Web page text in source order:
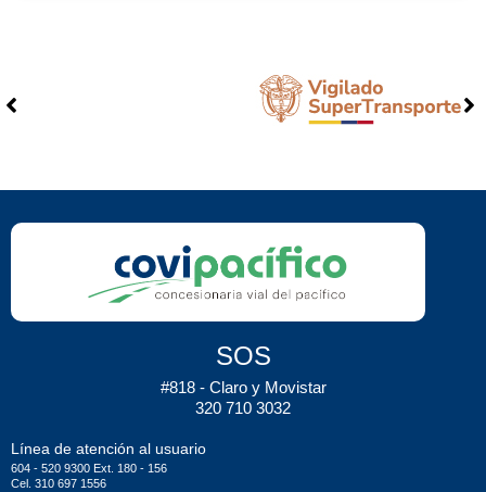
SOS
#818 - Claro y Movistar
320 710 3032
Línea de atención al usuario
604 - 520 9300 Ext. 180 - 156
Cel. 310 697 1556